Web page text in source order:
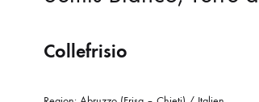
Collefrisio